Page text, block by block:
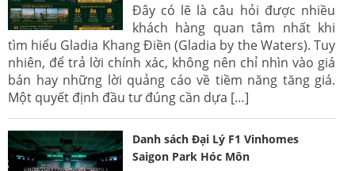
Đây có lẽ là câu hỏi được nhiều
khách hàng quan tâm nhất khi
tìm hiểu Gladia Khang Điền (Gladia by the Waters). Tuy
nhiên, để trả lời chính xác, không nên chỉ nhìn vào giá
bán hay những lời quảng cáo về tiềm năng tăng giá.
Một quyết định đầu tư đúng cần dựa […]
Danh sách Đại Lý F1 Vinhomes
Saigon Park Hóc Môn